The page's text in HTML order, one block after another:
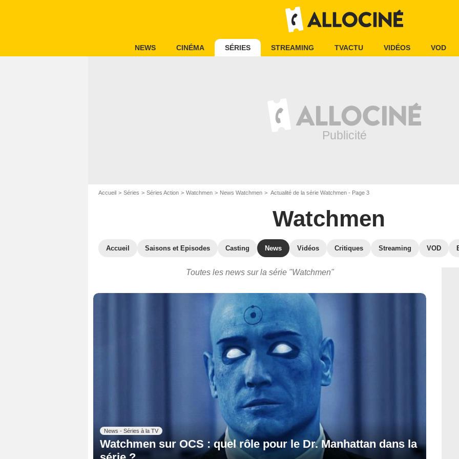
NEWS CINÉMA SÉRIES STREAMING TVACTU VIDÉOS VOD
Accueil Séries Séries Action Watchmen News Watchmen Actualité de la série Watchmen - Page 3
Watchmen
Accueil Saisons et Episodes Casting News Vidéos Critiques Streaming VOD
Toutes les news sur la série "Watchmen"
News - Séries à la TV
Watchmen sur OCS : quel rôle pour le Dr. Manhattan dans la